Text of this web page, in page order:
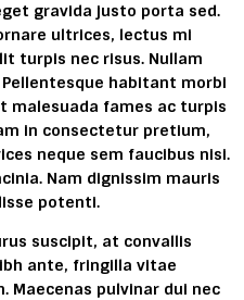
gravida justo porta sed.
ultrices, lectus mi
turpis nec risus. Nullam
habitant morbi
fames ac turpis
in consectetur pretium,
neque sem faucibus nisi.
Nam dignissim mauris
potenti.
suscipit, at convallis
ante, fringilla vitae
Maecenas pulvinar dui nec